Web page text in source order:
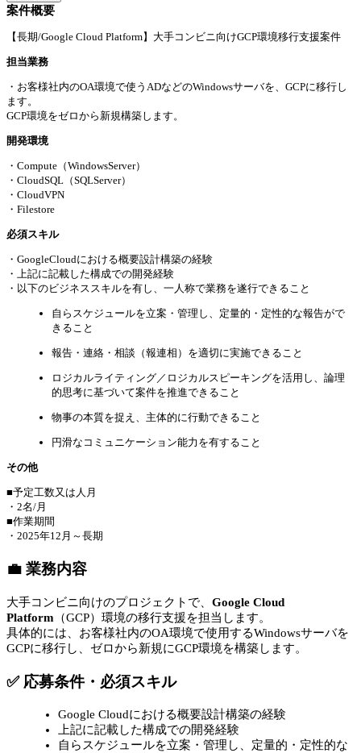
案件概要
【長期/Google Cloud Platform】大手コンビニ向けGCP環境移行支援案件
担当業務
・お客様社内のOA環境で使うADなどのWindowsサーバを、GCPに移行し
ます。
GCP環境をゼロから新規構築します。
開発環境
・Compute（WindowsServer）
・CloudSQL（SQLServer）
・CloudVPN
・Filestore
必須スキル
・GoogleCloudにおける概要設計構築の経験
・上記に記載した構成での開発経験
・以下のビジネススキルを有し、一人称で業務を遂行できること
自らスケジュールを立案・管理し、定量的・定性的な報告がで
きること
報告・連絡・相談（報連相）を適切に実施できること
ロジカルライティング／ロジカルスピーキングを活用し、論理
的思考に基づいて案件を推進できること
物事の本質を捉え、主体的に行動できること
円滑なコミュニケーション能力を有すること
その他
■予定工数又は人月
・2名/月
■作業期間
・2025年12月～長期
💼 業務内容
大手コンビニ向けのプロジェクトで、 Google Cloud
Platform （GCP）環境の移行支援を担当します。
具体的には、お客様社内のOA環境で使用するWindowsサーバを
GCPに移行し、ゼロから新規にGCP環境を構築します。
✅ 応募条件・必須スキル
Google Cloudにおける概要設計構築の経験
上記に記載した構成での開発経験
自らスケジュールを立案・管理し、定量的・定性的な